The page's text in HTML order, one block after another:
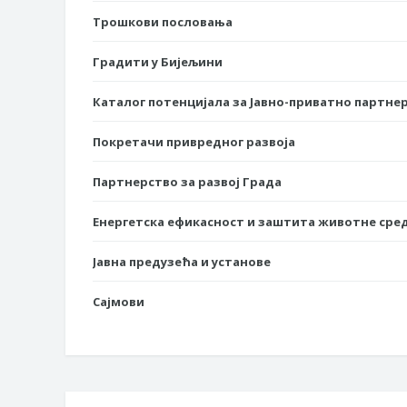
Трошкови пословања
Градити у Бијељини
Каталог потенцијала за Јавно-приватно
Покретачи привредног развоја
Партнерство за развој Града
Енергетска ефикасност и заштита животне
Јавна предузећа и установе
Сајмови